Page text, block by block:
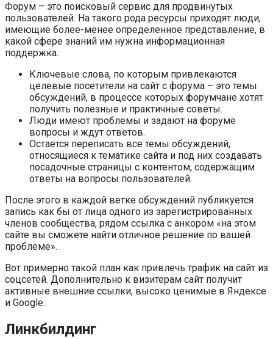
Форум – это поисковый сервис для продвинутых
пользователей. На такого рода ресурсы приходят люди,
имеющие более-менее определенное представление, в
какой сфере знаний им нужна информационная
поддержка.
Ключевые слова, по которым привлекаются
целевые посетители на сайт с форума – это темы
обсуждений, в процессе которых форумчане хотят
получить полезные и практичные советы.
Люди имеют проблемы и задают на форуме
вопросы и ждут ответов.
Остается переписать все темы обсуждений,
относящиеся к тематике сайта и под них создавать
посадочные страницы с контентом, содержащим
ответы на вопросы пользователей.
После этого в каждой ветке обсуждений публикуется
запись как бы от лица одного из зарегистрированных
членов сообщества, рядом ссылка с анкором «на этом
сайте вы сможете найти отличное решение по вашей
проблеме».
Вот примерно такой план как привлечь трафик на сайт из
соцсетей. Дополнительно к визитерам сайт получит
активные внешние ссылки, высоко ценимые в Яндексе
и Google.
Линкбилдинг